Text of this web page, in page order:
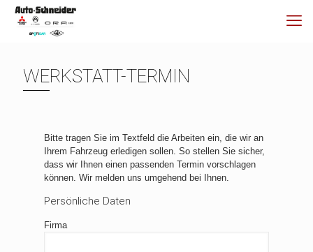
WERKSTATT-TERMIN
Bitte tragen Sie im Textfeld die Arbeiten ein, die wir an
Ihrem Fahrzeug erledigen sollen. So stellen Sie sicher,
dass wir Ihnen einen passenden Termin vorschlagen
können. Wir melden uns umgehend bei Ihnen.
Persönliche Daten
Firma